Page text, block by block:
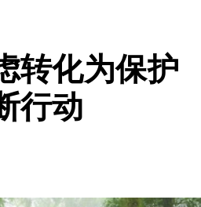
转化为保护
行动